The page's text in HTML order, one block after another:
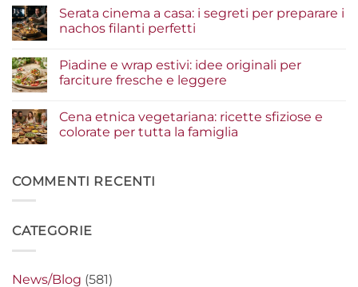
guida
ingredienti
risultato
gourmet
su
Insalate
e
condimenti
a
fanno
differenza
Serata cinema a casa: i segreti per preparare i
nachos filanti perfetti
su
Serata
cinema
i
segreti
per
filanti
perfetti
Piadine e wrap estivi: idee originali per
farciture fresche e leggere
su
Piadine
e
originali
per
leggere
Cena etnica vegetariana: ricette sfiziose e
colorate per tutta la famiglia
Cena
etnica
e
famiglia
COMMENTI RECENTI
CATEGORIE
News/Blog (581)